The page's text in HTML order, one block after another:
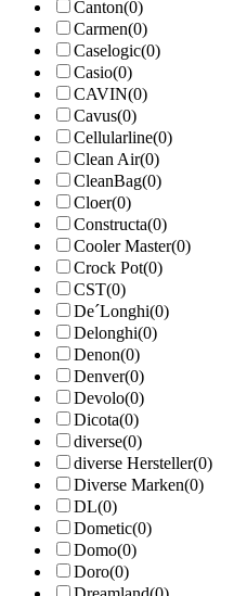
Canton(0)
Carmen(0)
Caselogic(0)
Casio(0)
CAVIN(0)
Cavus(0)
Cellularline(0)
Clean Air(0)
CleanBag(0)
Cloer(0)
Constructa(0)
Cooler Master(0)
Crock Pot(0)
CST(0)
De´Longhi(0)
Delonghi(0)
Denon(0)
Denver(0)
Devolo(0)
Dicota(0)
diverse(0)
diverse Hersteller(0)
Diverse Marken(0)
DL(0)
Dometic(0)
Domo(0)
Doro(0)